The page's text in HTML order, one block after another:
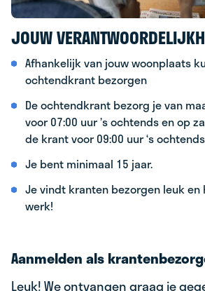
JOUW
Afhankelijk van jouw woonplaats
ochtendkrant bezorgen
De ochtendkrant bezorg je van
voor 07:00 uur ’s ochtends en op
de krant voor 09:00 uur ‘s ochtends
Je bent minimaal 15 jaar.
Je vindt kranten bezorgen leuk
werk!
Aanmelden als
Leuk! We ontvangen graag je